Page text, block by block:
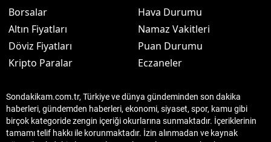
Borsalar
Altın Fiyatları
Döviz Fiyatları
Kripto Paralar
Hava Durumu
Namaz Vakitleri
Puan Durumu
Eczaneler
Sondakikam.com.tr, Türkiye ve dünya gündeminden son dakika
haberleri, gündemden haberleri, ekonomi, siyaset, spor, kamu gibi
birçok kategoride zengin içeriği okurlarına sunmaktadır. İçeriklerinin
tamamı telif hakkı ile korunmaktadır. İzin alınmadan ve kaynak